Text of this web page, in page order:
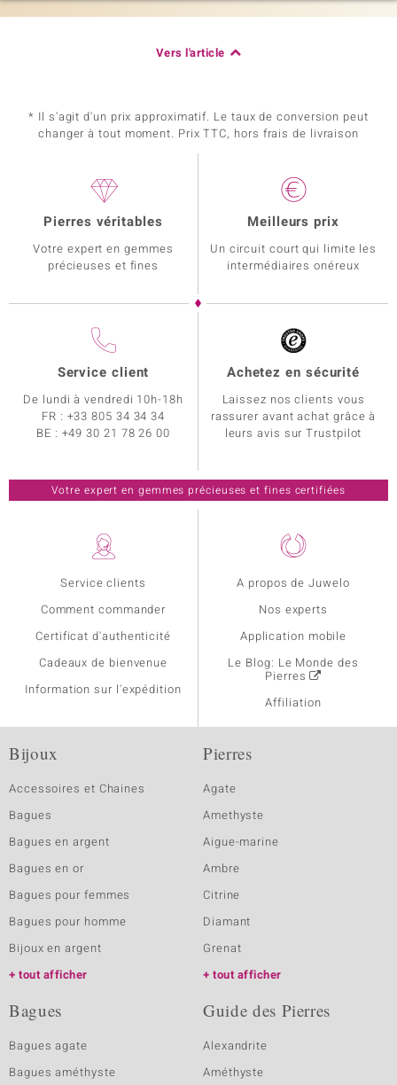
Vers l'article
* Il s'agit d'un prix approximatif. Le taux de conversion peut
changer à tout moment. Prix TTC, hors frais de livraison
Service clients
Comment commander
Certificat d'authenticité
Cadeaux de bienvenue
Information sur l'expédition
A propos de Juwelo
Nos experts
Application mobile
Le Blog: Le Monde des
Pierres
Affiliation
Pierres véritables
Votre expert en gemmes
précieuses et fines
Meilleurs prix
Un circuit court qui limite les
intermédiaires onéreux
Service client
De lundi à vendredi 10h-18h
FR : +33 805 34 34 34
BE : +49 30 21 78 26 00
Achetez en sécurité
Laissez nos clients vous
rassurer avant achat grâce à
leurs avis sur Trustpilot
Votre expert en gemmes précieuses et fines certifiées
Bijoux
Accessoires et Chaines
Bagues
Bagues en argent
Bagues en or
Bagues pour femmes
Bagues pour homme
Bijoux en argent
tout afficher
Pierres
Agate
Amethyste
Aigue-marine
Ambre
Citrine
Diamant
Grenat
tout afficher
Bagues
Bagues agate
Bagues améthyste
Guide des Pierres
Alexandrite
Améthyste